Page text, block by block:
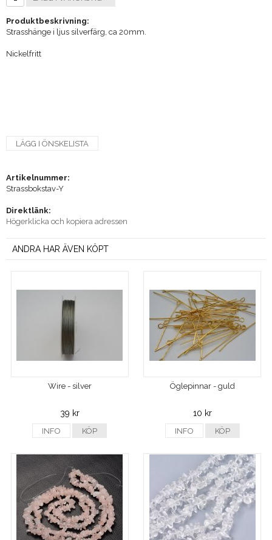
Produktbeskrivning:
Strasshänge i ljus silverfärg, ca 20mm.
Nickelfritt
LÄGG I ÖNSKELISTA
Artikelnummer:
Strassbokstav-Y
Direktlänk:
Högerklicka och kopiera adressen
ANDRA HAR ÄVEN KÖPT
Wire - silver
39 kr
INFO KÖP
Öglepinnar - guld
10 kr
INFO KÖP